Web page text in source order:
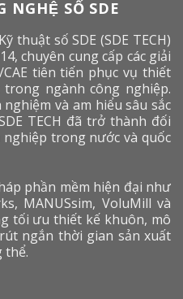
NGHỆ SỐ SDE
thuật số SDE (SDE TECH)
chuyên cung cấp các giải
tiên tiến phục vụ thiết
ngành công nghiệp.
và am hiểu sâu sắc
TECH đã trở thành đối
trong nước và quốc
phần mềm hiện đại như
MANUSsim, VoluMill và
tối ưu thiết kế khuôn, mô
ngắn thời gian sản xuất
thể.